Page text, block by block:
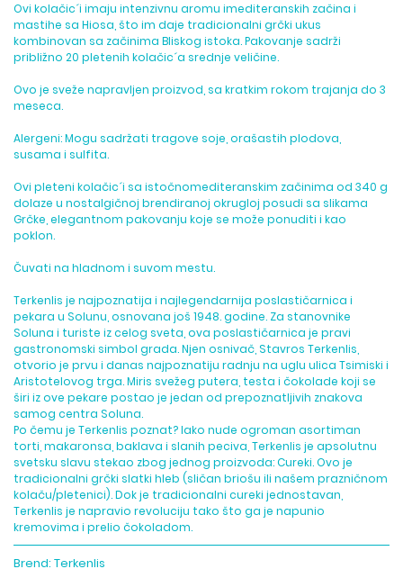
Ovi kolačic´i imaju intenzivnu aromu imediteranskih začina i
mastihe sa Hiosa, što im daje tradicionalni grčki ukus
kombinovan sa začinima Bliskog istoka. Pakovanje sadrži
približno 20 pletenih kolačic´a srednje veličine.
Ovo je sveže napravljen proizvod, sa kratkim rokom trajanja do 3
meseca.
Alergeni: Mogu sadržati tragove soje, orašastih plodova,
susama i sulfita.
Ovi pleteni kolačic´i sa istočnomediteranskim začinima od 340 g
dolaze u nostalgičnoj brendiranoj okrugloj posudi sa slikama
Grčke, elegantnom pakovanju koje se može ponuditi i kao
poklon.
Čuvati na hladnom i suvom mestu.
Terkenlis je najpoznatija i najlegendarnija poslastičarnica i
pekara u Solunu, osnovana još 1948. godine. Za stanovnike
Soluna i turiste iz celog sveta, ova poslastičarnica je pravi
gastronomski simbol grada. Njen osnivač, Stavros Terkenlis,
otvorio je prvu i danas najpoznatiju radnju na uglu ulica Tsimiski i
Aristotelovog trga. Miris svežeg putera, testa i čokolade koji se
širi iz ove pekare postao je jedan od prepoznatljivih znakova
samog centra Soluna.
Po čemu je Terkenlis poznat? Iako nude ogroman asortiman
torti, makaronsa, baklava i slanih peciva, Terkenlis je apsolutnu
svetsku slavu stekao zbog jednog proizvoda: Cureki. Ovo je
tradicionalni grčki slatki hleb (sličan briošu ili našem prazničnom
kolaču/pletenici). Dok je tradicionalni cureki jednostavan,
Terkenlis je napravio revoluciju tako što ga je napunio
kremovima i prelio čokoladom.
Brend:Terkenlis